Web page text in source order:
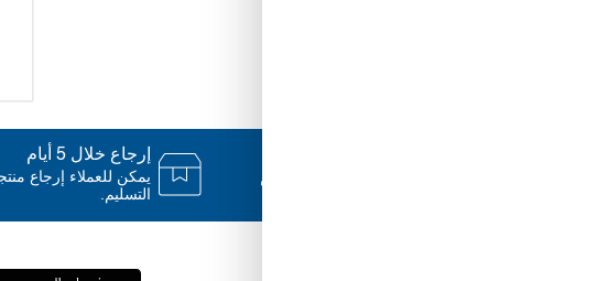
فريقنا متاح للإجابة على أسئلتك وتقديم
إرجاع خلال 5 أيام
التسليم.